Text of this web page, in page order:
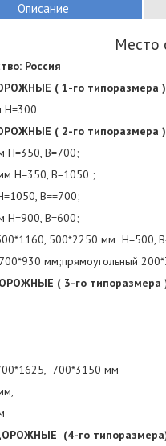
Описание
Место
Россия
( 1-го типоразмера )
Н=300
( 2-го типоразмера )
Н=350, В=700;
Н=350, В=1050 ;
В==700;
Н=900, В=600;
500*2250 мм Н=500,
мм;прямоугольный
( 3-го типоразмера
700*3150 мм
(4-го